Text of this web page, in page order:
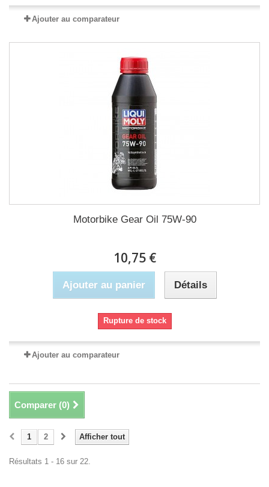
Ajouter au comparateur
Motorbike Gear Oil 75W-90
10,75 €
Ajouter au panier Détails
Rupture de stock
Ajouter au comparateur
Comparer (0)
Afficher tout
1 2
Résultats 1 - 16 sur 22.